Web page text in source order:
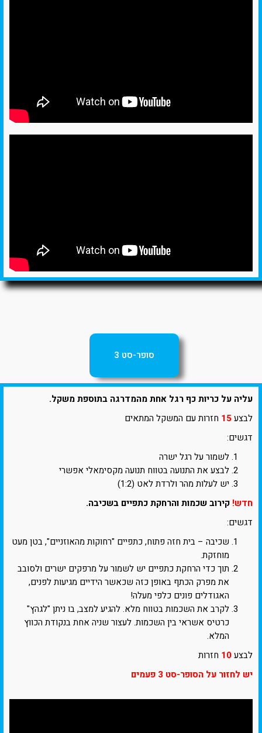
סופר-סט 3
עליה על כריות כף רגל אחת מהמדרגה בתוספת משקל.
לבצע15 חזרות עם המשקל המתאים
דגשים:
לשמור על רגל ישרה
לבצע את התנועה בטווח תנועה מקסימאלי אפשרי
יש לעלות מהר ולרדת לאט (1:2)
חדש! קירוב שכמות והרחקת כתפיים בשכיבה.
דגשים:
שכיבה – בית חזה פתוח, כתפיים "רחוקות מהאוזניים", בטן מעט
מוחזקת.
תוך כדי הרחקת כתפיים יש לשמור על מרפקים ישרים ולסובב
את מפרק הכתף באופן כזה שכאשר הידיים מגיעות לפנים,
האגודלים פונים כלפי מעלה!
לקרב את השכמות בטווח מלא. להגיע למצב, בו ניתן "לגהץ"
כרטיס אשראי בין השכמות. לעצור שניה אחת בנקודת הכווץ
המלא.
לבצע10 חזרות
יש לחזור על הסופר-סט 3 פעמים